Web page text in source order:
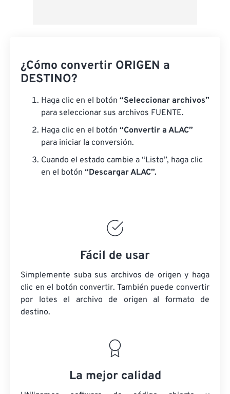
¿Cómo convertir ORIGEN a
DESTINO?
Haga clic en el botón “Seleccionar archivos”
para seleccionar sus archivos FUENTE.
Haga clic en el botón “Convertir a ALAC”
para iniciar la conversión.
Cuando el estado cambie a “Listo”, haga clic
en el botón “Descargar ALAC”.
Fácil de usar
Simplemente suba sus archivos de origen y haga
clic en el botón convertir. También puede convertir
por lotes el archivo de origen al formato de
destino.
La mejor calidad